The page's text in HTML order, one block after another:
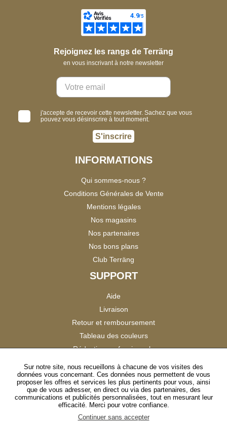
Rejoignez les rangs de Terräng
en vous inscrivant à notre newsletter
j'accepte de recevoir cette newsletter. Sachez que vous
pouvez vous désinscrire à tout moment.
S'inscrire
INFORMATIONS
Qui sommes-nous ?
Conditions Générales de Vente
Mentions légales
Nos magasins
Nos partenaires
Nos bons plans
Club Terräng
SUPPORT
Aide
Livraison
Retour et remboursement
Tableau des couleurs
Réduction professionnels
Satisfaction Clients
SUIVEZ-NOUS
Sur notre site, nous recueillons à chacune de vos visites des
données vous concernant. Ces données nous permettent de vous
proposer les offres et services les plus pertinents pour vous, ainsi
que de vous adresser, en direct ou via des partenaires, des
communications et publicités personnalisées, tout en mesurant leur
efficacité. Merci pour votre confiance.
Continuer sans accepter